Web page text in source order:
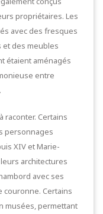
propriétaires. Les
avec des fresques
des meubles
étaient aménagés
entre
raconter. Certains
personnages
XIV et Marie-
architectures
avec ses
couronne. Certains
musées, permettant